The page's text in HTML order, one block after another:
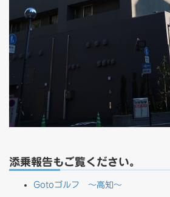
添乗報告もご覧ください。
Gotoゴルフ ～高知～